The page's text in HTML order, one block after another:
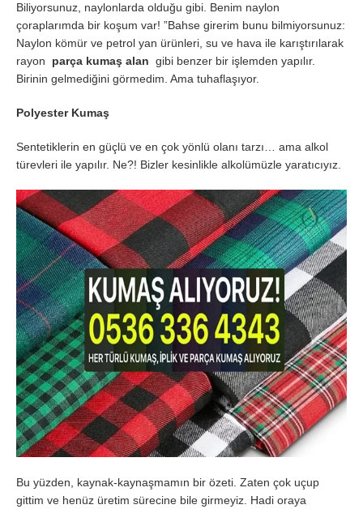
Biliyorsunuz, naylonlarda olduğu gibi. Benim naylon
çoraplarımda bir koşum var! ”Bahse girerim bunu bilmiyorsunuz:
Naylon kömür ve petrol yan ürünleri, su ve hava ile karıştırılarak
rayon parça kumaş alan gibi benzer bir işlemden yapılır.
Birinin gelmediğini görmedim. Ama tuhaflaşıyor.
Polyester Kumaş
Sentetiklerin en güçlü ve en çok yönlü olanı tarzı… ama alkol
türevleri ile yapılır. Ne?! Bizler kesinlikle alkolümüzle yaratıcıyız.
Bu yüzden, kaynak-kaynaşmamın bir özeti. Zaten çok uçup
gittim ve henüz üretim sürecine bile girmeyiz. Hadi oraya